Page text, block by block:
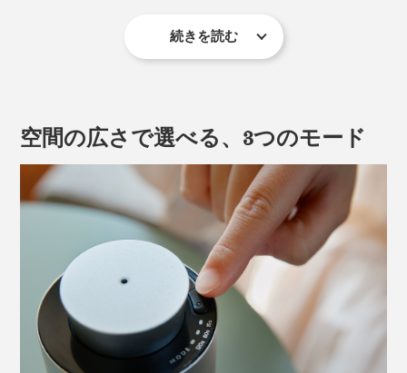
家はもちろん、お店やオフィスなど、広めの空間を香ら
せるのにも適しています。
が増える心配もナシ。お気に入りのアロマオイルそのま
まの香りを楽しめます。
必然的に、電源は充電式のコードレス。リビング、書
続きを読む
空間の広さで選べる、3つのモード